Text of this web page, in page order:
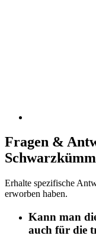
Fragen &
Erhalte spezifische
erworben haben.
Kann man
auch für die